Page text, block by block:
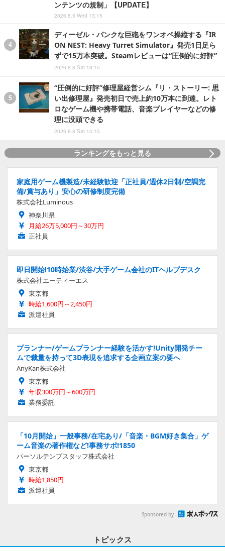
ンテンツの規制」【UPDATE】
2026.8.5 Wed 13:15
ディーゼル・パンクな巨砲をワンオペ操縦する『IR
ON NEST: Heavy Turret Simulator』発売1日足ら
ずで15万本突破。Steamレビューは“圧倒的に好評”
2026.8.8 Sat 18:15
“圧倒的に好評”修理屋経営シム『リ・ストーリー: 思
い出修理屋』発売初日で売上約10万本に到達。レト
ロなゲーム機や携帯電話、音楽プレイヤーなどの修
理に没頭できる
2026.8.8 Sat 15:15
ランキングをもっと見る
家庭用ゲーム機製造/未経験歓迎「正社員/週休2日制/空調完
備/賞与あり」安心の研修制度完備
株式会社Luminous
神奈川県
月給26万5,000円～30万円
正社員
即日開始!10時始業/渋谷/大手ゲーム会社のITヘルプデスク
株式会社エーティーエス
東京都
時給1,600円～2,450円
派遣社員
プランナー/ゲームプランナー経験を活かす!Unity開発チー
ムで裁量を持って3D表現を追求する企画立案の要へ
AnyKan株式会社
東京都
年収300万円～600万円
業務委託
「10月開始」一般事務/在宅あり/「音楽・BGM好き集合」ゲ
ーム音楽の著作権など!事務サポ!1850
パーソルテンプスタッフ株式会社
東京都
時給1,850円
派遣社員
Sponsored by
トピックス